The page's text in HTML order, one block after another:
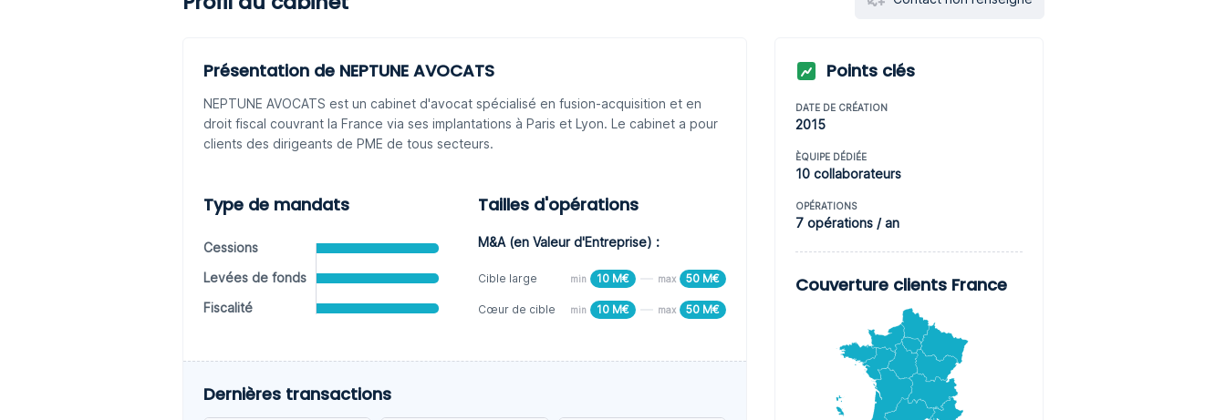
Présentation de NEPTUNE AVOCATS
NEPTUNE AVOCATS est un cabinet d'avocat spécialisé en fusion-acquisition et en
droit fiscal couvrant la France via ses implantations à Paris et Lyon. Le cabinet a pour
clients des dirigeants de PME de tous secteurs.
Type de mandats
Cessions
Levées de fonds
Fiscalité
Tailles d'opérations
M&A (en Valeur d'Entreprise) :
Cible large min 10 M€ max 50 M€
Cœur de cible min 10 M€ max 50 M€
Dernières transactions
Points clés
DATE DE CRÉATION
2015
ÈQUIPE DÉDIÉE
10 collaborateurs
OPÉRATIONS
7 opérations / an
Couverture clients France